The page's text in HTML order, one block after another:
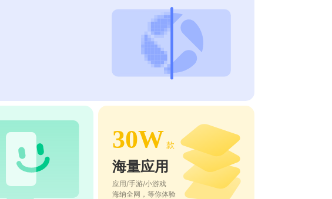
30W 款
海量应用
应用/手游/小游戏
海纳全网，等你体验